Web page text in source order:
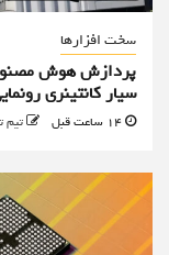
سخت افزارها
پردازش هوش
سیار کانتینری
تیم